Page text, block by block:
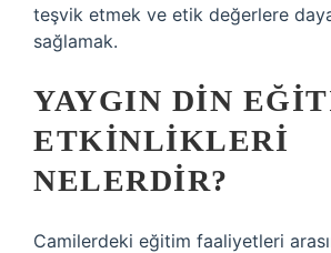
teşvik etmek ve etik değerlere
sağlamak.
YAYGIN DIN
ETKINLIKLERI
NELERDIR?
Camilerdeki eğitim faaliyetleri